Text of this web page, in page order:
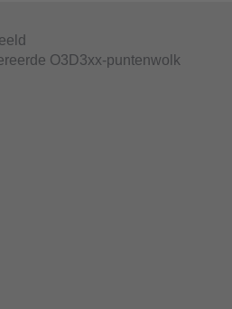
O3D3xx-puntenwolk